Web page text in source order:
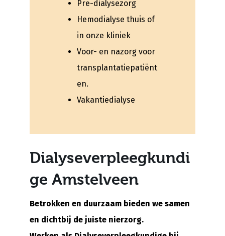
Pre-dialysezorg
Hemodialyse thuis of
in onze kliniek
Voor- en nazorg voor
transplantatiepatiënt
en.
Vakantiedialyse
Dialyseverpleegkundi
ge Amstelveen
Betrokken en duurzaam bieden we samen
en dichtbij de juiste nierzorg.